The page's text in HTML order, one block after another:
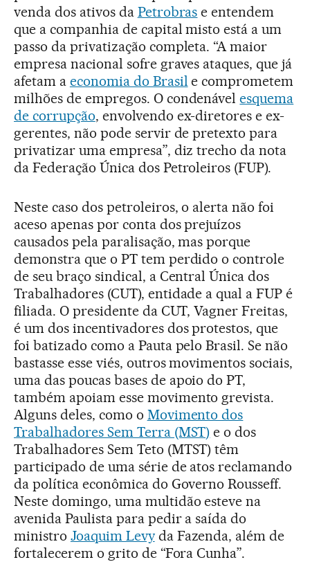
venda dos ativos da Petrobras e entendem
que a companhia de capital misto está a um
passo da privatização completa. “A maior
empresa nacional sofre graves ataques, que já
afetam a economia do Brasil e comprometem
milhões de empregos. O condenávelesquema
de corrupção, envolvendo ex-diretores e ex-
gerentes, não pode servir de pretexto para
privatizar uma empresa”, diz trecho da nota
da Federação Única dos Petroleiros (FUP).
Neste caso dos petroleiros, o alerta não foi
aceso apenas por conta dos prejuízos
causados pela paralisação, mas porque
demonstra que o PT tem perdido o controle
de seu braço sindical, a Central Única dos
Trabalhadores (CUT), entidade a qual a FUP é
filiada. O presidente da CUT, Vagner Freitas,
é um dos incentivadores dos protestos, que
foi batizado como a Pauta pelo Brasil. Se não
bastasse esse viés, outros movimentos sociais,
uma das poucas bases de apoio do PT,
também apoiam esse movimento grevista.
Alguns deles, como o Movimento dos
Trabalhadores Sem Terra (MST) e o dos
Trabalhadores Sem Teto (MTST) têm
participado de uma série de atos reclamando
da política econômica do Governo Rousseff.
Neste domingo, uma multidão esteve na
avenida Paulista para pedir a saída do
ministro Joaquim Levyda Fazenda, além de
fortalecerem o grito de “Fora Cunha”.